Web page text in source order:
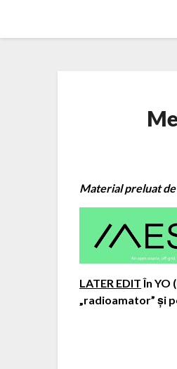
Material preluat de
LATER EDITÎn YO
„radioamator” și